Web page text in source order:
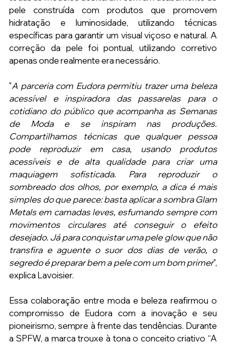
pele construída com produtos que promovem
hidratação e luminosidade, utilizando técnicas
específicas para garantir um visual viçoso e natural. A
correção da pele foi pontual, utilizando corretivo
apenas onde realmente era necessário.
"A parceria com Eudora permitiu trazer uma beleza
acessível e inspiradora das passarelas para o
cotidiano do público que acompanha as Semanas
de Moda e se inspiram nas produções.
Compartilhamos técnicas que qualquer pessoa
pode reproduzir em casa, usando produtos
acessíveis e de alta qualidade para criar uma
maquiagem sofisticada. Para reproduzir o
sombreado dos olhos, por exemplo, a dica é mais
simples do que parece: basta aplicar a sombra Glam
Metals em camadas leves, esfumando sempre com
movimentos circulares até conseguir o efeito
desejado. Já para conquistar uma pele glow que não
transfira e aguente o suor dos dias de verão, o
segredo é preparar bem a pele com um bom primer",
explica Lavoisier.
Essa colaboração entre moda e beleza reafirmou o
compromisso de Eudora com a inovação e seu
pioneirismo, sempre à frente das tendências. Durante
a SPFW, a marca trouxe à tona o conceito criativo “A